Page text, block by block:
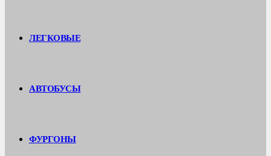
ЛЕГКОВЫЕ
АВТОБУСЫ
ФУРГОНЫ